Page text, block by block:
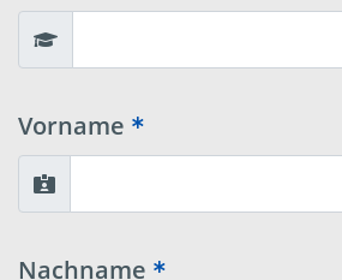
Vorname
Nachname